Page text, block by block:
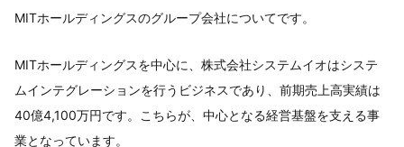
MITホールディングスのグループ会社についてです。
MITホールディングスを中心に、株式会社システムイオはシステ
ムインテグレーションを行うビジネスであり、前期売上高実績は
40億4,100万円です。こちらが、中心となる経営基盤を支える事
業となっています。